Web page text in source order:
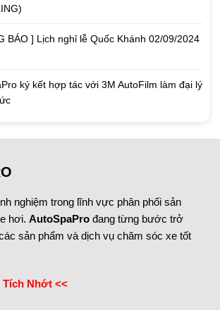
BÁO ] Lịch nghỉ lễ Quốc Khánh 02/09/2024
ký kết hợp tác với 3M AutoFilm làm đại lý
nghiệm trong lĩnh vực phân phối sản
hơi. AutoSpaPro đang từng bước trở
sản phẩm và dịch vụ chăm sóc xe tốt
Tích Nhớt <<